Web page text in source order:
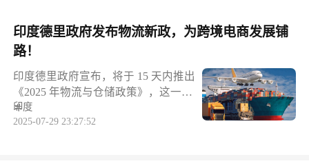
出口规模翻近三倍，顺差突破 16 亿美
元。这意味着印度本土商品正大批量
流通活跃度大幅提升。贸易格局变动
背后，暗藏跨境电商市场机遇与竞争
贸易流向的调整，直接影响深耕印度
及周边区域的跨境卖家经营策略。一
Gaming Show）展会时间：2026 年 4
月 17 日 —19 日 09:00—18:00展会地
点：印度钦奈贸易中心（CTC
Complex）主办方：印度北部地区工
业联合会展会规模：6000㎡、250 家
展商、3000 名专业观众展品范围：电
关跨境电商卖家的成本与市场布局带
来持续影响。据悉，该反倾销税措施
始于 2019 年 1 月，初始税率为 0.078-
7.31 美元 / 千克;2020 年复审后调整为
1.04-8.86 美元 / 千克，原计划 2025 年
11 月到期。2025 年 6 月印度启动第二
次复审调查，最终决定再延长三个
印度德里政府发布物流新政，为跨境电商发展铺
路！
印度德里政府宣布，将于 15 天内推出
《2025 年物流与仓储政策》，这一政
策有望通过升级基础设施为跨境电商
在当地的发展提供新支撑。据德里工
印度
2025-07-29 23:27:52